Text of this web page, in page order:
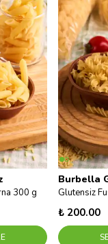
300 g
Burbella
₺ 200.00